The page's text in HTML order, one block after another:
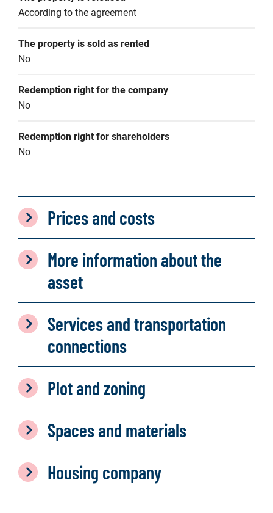
According to the agreement
The property is sold as rented
No
Redemption right for the company
No
Redemption right for shareholders
No
Prices and costs
More information about the
asset
Services and transportation
connections
Plot and zoning
Spaces and materials
Housing company